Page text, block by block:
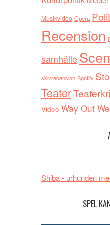
Musikvideo Opera
Recension
samhälleScen
skivrecension Spotify
Teater
Video Way Out
Shiba - urhunden
SPEL